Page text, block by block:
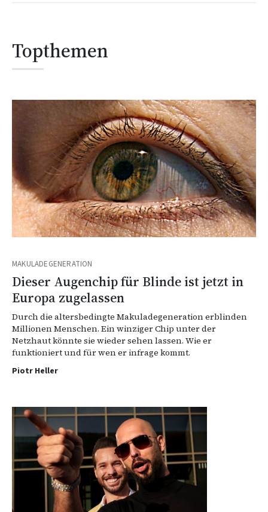
Topthemen
MAKULADEGENERATION
Dieser Augenchip für Blinde ist jetzt in
Europa zugelassen
Durch die altersbedingte Makuladegeneration erblinden
Millionen Menschen. Ein winziger Chip unter der
Netzhaut könnte sie wieder sehen lassen. Wie er
funktioniert und für wen er infrage kommt.
Piotr Heller